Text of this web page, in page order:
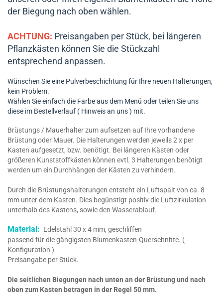
der Biegung nach oben wählen.
ACHTUNG: Preisangaben per Stück, bei längeren
Pflanzkästen können Sie die Stückzahl
entsprechend anpassen.
Wünschen Sie eine Pulverbeschichtung für Ihre neuen Halterungen,
kein Problem.
Wählen Sie einfach die Farbe aus dem Menü oder teilen Sie uns
diese im Bestellverlauf ( Hinweis an uns ) mit.
Brüstungs / Mauerhalter zum aufsetzen auf Ihre vorhandene
Brüstung oder Mauer. Die Halterungen werden jeweils 2 x per
Kasten aufgesetzt, bzw. benötigt. Bei längeren Kästen oder
größeren Kunststoffkästen können evtl. 3 Halterungen benötigt
werden um ein Durchhängen der Kästen zu verhindern.
Durch die Brüstungshalterungen entsteht ein Luftspalt von ca. 8
mm unter dem Kasten. Dies begünstigt positiv die Luftzirkulation
unterhalb des Kastens, sowie den Wasserablauf.
Material: Edelstahl 30 x 4 mm, geschliffen
passend für die gängigsten Blumenkasten-Querschnitte. (
Konfiguration )
Preisangabe per Stück.
Die seitlichen Biegungen nach unten an der Brüstung und nach
oben zum Kasten betragen in der Regel 50 mm.